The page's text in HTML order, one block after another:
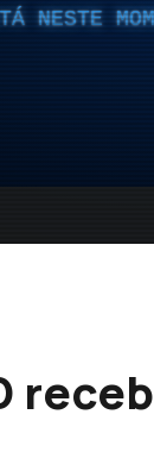
NESTE